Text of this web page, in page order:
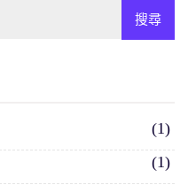
(1)
(1)